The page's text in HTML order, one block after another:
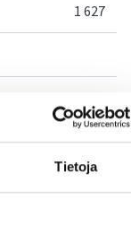
Tietoja
1 627
96,8